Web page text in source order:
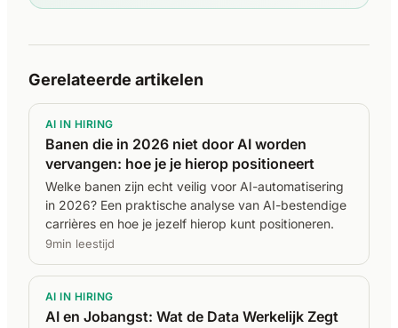
Gerelateerde artikelen
AI IN HIRING
Banen die in 2026 niet door AI worden
vervangen: hoe je je hierop positioneert
Welke banen zijn echt veilig voor AI-automatisering
in 2026? Een praktische analyse van AI-bestendige
carrières en hoe je jezelf hierop kunt positioneren.
9min leestijd
AI IN HIRING
AI en Jobangst: Wat de Data Werkelijk Zegt